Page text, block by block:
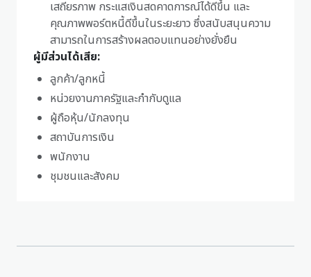
เสถียรภาพ กระแสเงินสดคาดการณ์ได้ดีขึ้น และ
คุณภาพพอร์ตหนี้ดีขึ้นในระยะยาว ซึ่งสนับสนุนความ
สามารถในการสร้างผลตอบแทนอย่างยั่งยืน
ผู้มีส่วนได้เสีย:
ลูกค้า/ลูกหนี้
หน่วยงานภาครัฐและกำกับดูแล
ผู้ถือหุ้น/นักลงทุน
สถาบันการเงิน
พนักงาน
ชุมชนและสังคม